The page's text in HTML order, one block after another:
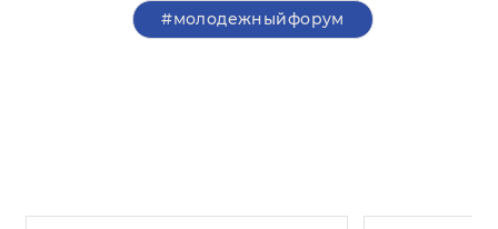
#молодежныйфорум